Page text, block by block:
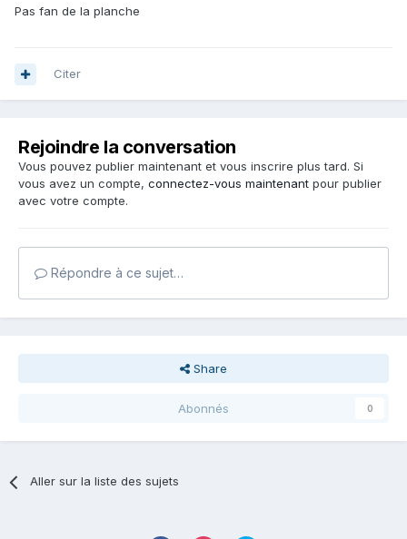
Pas fan de la planche
Citer
Rejoindre la conversation
Vous pouvez publier maintenant et vous inscrire plus tard. Si
vous avez un compte, connectez-vous maintenant pour publier
avec votre compte.
Répondre à ce sujet…
Share
Abonnés 0
Aller sur la liste des sujets